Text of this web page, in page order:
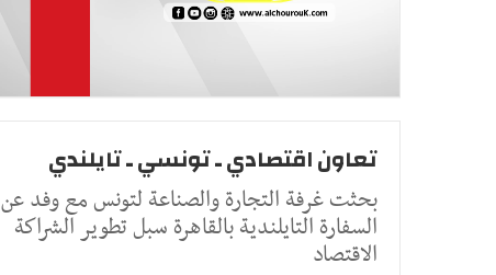
تعاون اقتصادي ـ تونسي ـ تايلندي
بحثت غرفة التجارة والصناعة لتونس مع وفد عن
السفارة التايلندية بالقاهرة سبل تطوير الشراكة
الاقتصاد